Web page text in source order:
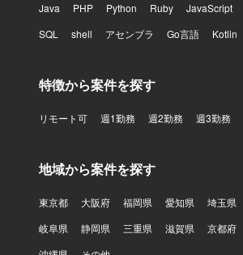
Java PHP Python Ruby JavaScript
SQL
shell アセンブラ Go言語 Kotlin
特徴から案件を探す
リモート可 週1勤務 週2勤務 週3勤務
地域から案件を探す
東京都 大阪府 福岡県 愛知県 埼玉県
岐阜県
静岡県 三重県 滋賀県 京都府